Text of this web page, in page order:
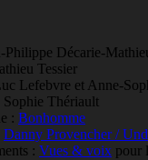
Philippe Décarie-
Tessier
Lefebvre et Anne-
Sophie Thériault
: Bonhomme
Danny Provencher /
: Vues & voix pour